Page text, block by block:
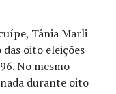
Tânia Marli
das oito eleições
No mesmo
durante oito